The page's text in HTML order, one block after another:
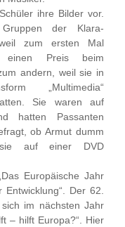
ihre Bilder vor.
der Klara-
zum ersten Mal
einen Preis beim
andern, weil sie in
„Multimedia“
Sie waren auf
hatten Passanten
ob Armut dumm
auf einer DVD
Europäische Jahr
Der 62.
im nächsten Jahr
– hilft Europa?“. Hier